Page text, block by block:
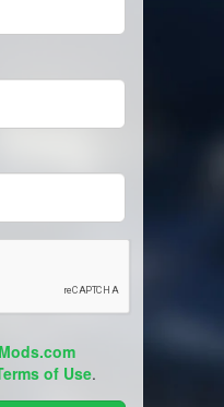
of Use.